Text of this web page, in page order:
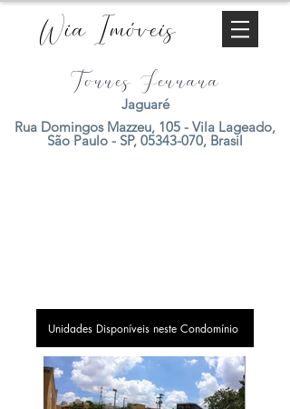
Wia Imóveis
Torres Ferrara
Jaguaré
Rua Domingos Mazzeu, 105 - Vila Lageado,
São Paulo - SP, 05343-070, Brasil
Unidades Disponíveis neste Condomínio